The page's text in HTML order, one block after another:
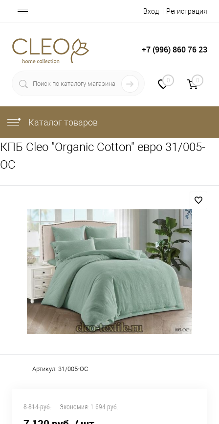
Вход Регистрация
+7 (996) 860 76 23
0 0
Каталог товаров
КПБ Cleo "Organic Cotton" евро 31/005-
OC
Артикул: 31/005-OC
8 814 руб. Экономия: 1 694 руб.